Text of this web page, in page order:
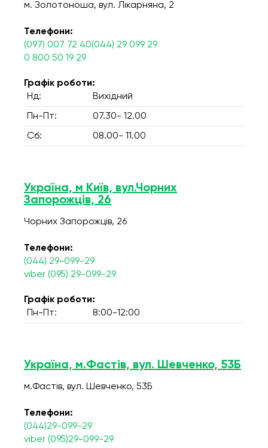
м. Золотоноша, вул. Лікарняна, 2
Телефони:
(097) 007 72 40(044) 29 099 29
0 800 50 19 29
Графік роботи:
Нд:
Вихідний
Пн-Пт: 07.30- 12.00
Сб: 08.00- 11.00
Україна, м Київ, вул.Чорних
Запорожців, 26
Чорних Запорожців, 26
Телефони:
(044) 29-099-29
viber (095) 29-099-29
Графік роботи:
Пн-Пт:
8:00-12:00
Україна, м.Фастів, вул. Шевченко, 53Б
м.Фастів, вул. Шевченко, 53Б
Телефони:
(044)29-099-29
viber (095)29-099-29